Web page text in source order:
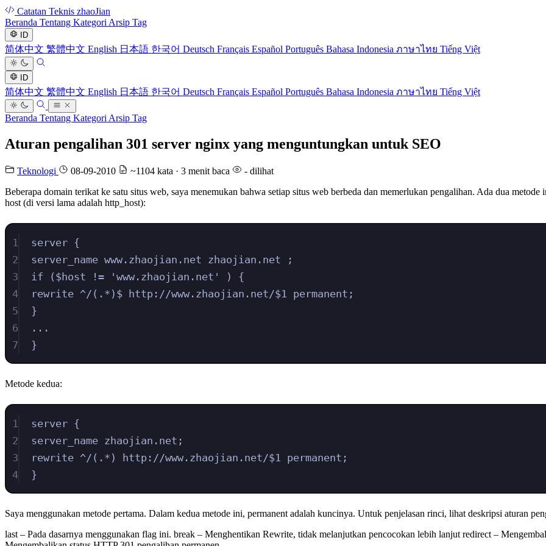
Catatan Teknis zhaoJian
Beranda Tentang Kategori Arsip Tag
ID
简体中文 繁體中文 English 日本語 한국어 Deutsch Français Español Português Bahasa Indonesia ภาษาไทย Tiếng Việt
ID
简体中文 繁體中文 English 日本語 한국어 Deutsch Français Español Português Bahasa Indonesia ภาษาไทย Tiếng Việt
Beranda Tentang Kategori Arsip Tag
Aturan pengalihan 301 server nginx yang menguntungkan untuk SEO
Teknologi 08-09-2010 ~1104 kata · 3 menit baca - dilihat
Beberapa domain terikat ke satu situs web, saya menemukan bahwa setiap situs web berbeda dan memerlukan pengalihan. Ada dua
host (di versi lama adalah http_host):
1
server {
2
server_name www.zhaojian.net zhaojian.net ;
3
if ($host != 'www.zhaojian.net' ) {
4
rewrite ^/(.*)$ http://www.zhaojian.net/$1 permanent;
5
}
6
...
7
}
Metode kedua:
1
server {
2
server_name zhaojian.net;
3
rewrite ^/(.*) http://www.zhaojian.net/$1 permanent;
4
}
Saya menggunakan metode pertama. Dalam kedua metode ini, permanent adalah kuncinya. Untuk penjelasan rinci, lihat deskripsi aturan
last – Pada dasarnya menggunakan flag ini. break – Menghentikan Rewrite, tidak melanjutkan pencocokan lebih lanjut redirect –